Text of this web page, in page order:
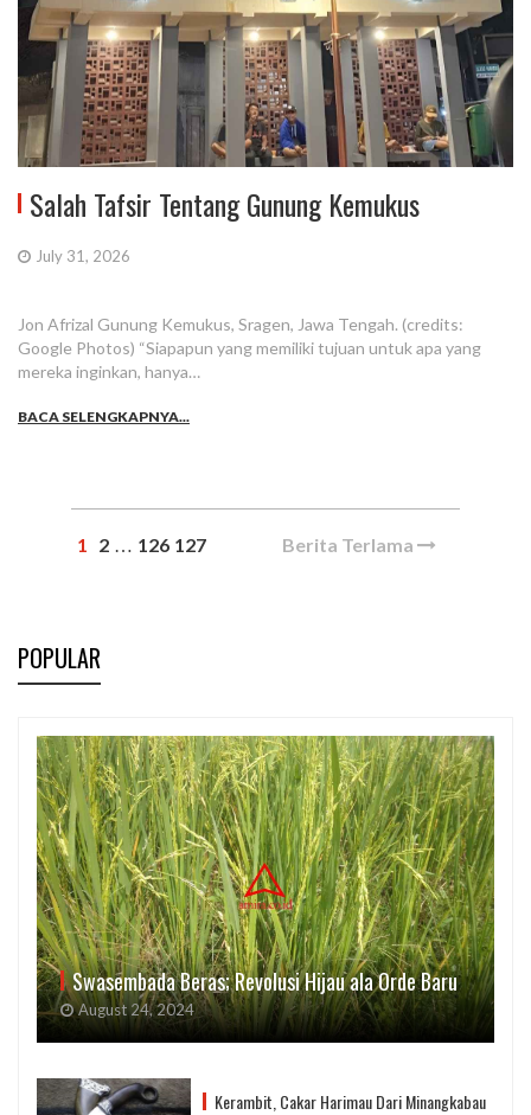
Salah Tafsir Tentang Gunung Kemukus
July 31, 2026
Jon Afrizal Gunung Kemukus, Sragen, Jawa Tengah. (credits:
Google Photos) “Siapapun yang memiliki tujuan untuk apa yang
mereka inginkan, hanya…
BACA SELENGKAPNYA...
1 2 … 126 127 Berita Terlama
POPULAR
Swasembada Beras; Revolusi Hijau ala Orde Baru
August 24, 2024
Kerambit, Cakar Harimau Dari Minangkabau